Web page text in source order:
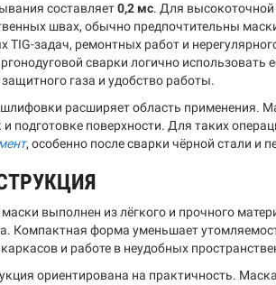
составляет0,2 мс. Для высокоточной
швах, обычно предпочтительны
TIG-задач, ремонтных работ и
сварки логично использовать
газа и удобство работы.
расширяет область применения.
подготовке поверхности. Для таких
, особенно после сварки чёрной стали и
выполнен из лёгкого и прочного
Компактная форма уменьшает
и работе в неудобных
ориентирована на практичность.